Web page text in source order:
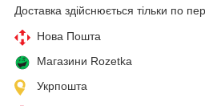
Доставка здійснюється тільки по
Нова Пошта
Магазини Rozetka
Укрпошта